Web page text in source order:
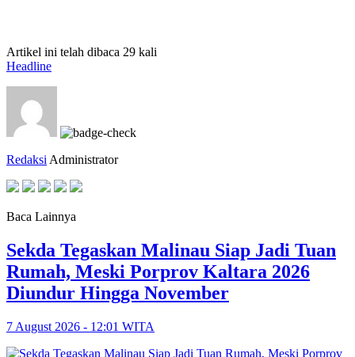
Artikel ini telah dibaca 29 kali
Headline
Redaksi Administrator
Baca Lainnya
Sekda Tegaskan Malinau Siap Jadi Tuan
Rumah, Meski Porprov Kaltara 2026
Diundur Hingga November
7 August 2026 - 12:01 WITA